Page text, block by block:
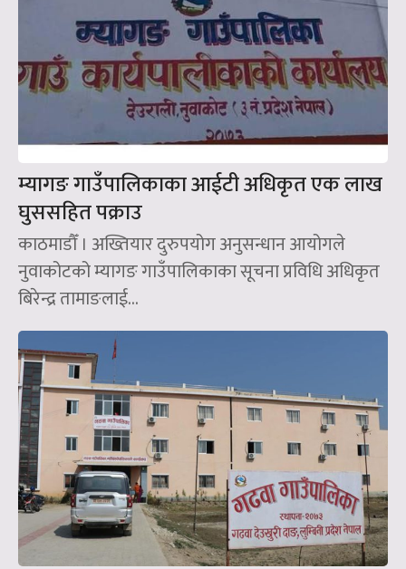
म्यागङ गाउँपालिकाका आईटी अधिकृत एक लाख
घुससहित पक्राउ
काठमाडौँ । अख्तियार दुरुपयोग अनुसन्धान आयोगले
नुवाकोटको म्यागङ गाउँपालिकाका सूचना प्रविधि अधिकृत
बिरेन्द्र तामाङलाई...